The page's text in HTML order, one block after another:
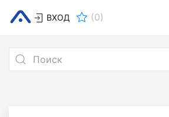
ВХОД (0)